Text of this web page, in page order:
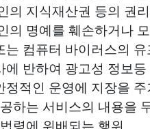
의 지식재산권 등의 권
의 명예를 훼손하거나
는 컴퓨터 바이러스의
에 반하여 광고성 정보
정적인 운영에 지장을
하는 서비스의 내용을
령에 위배되는 행위